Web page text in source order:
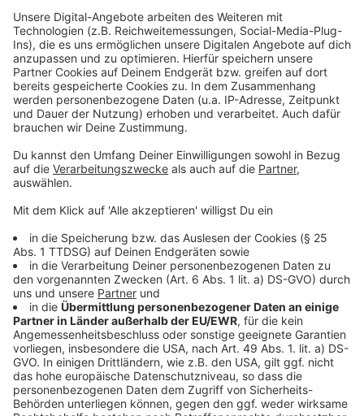
Anzeige
Mehr News aus Leverkusen
Anzeige
Fabrikbrand 2024 in Leverkusen: Das war die Ursache
Anzeige
Anzeige